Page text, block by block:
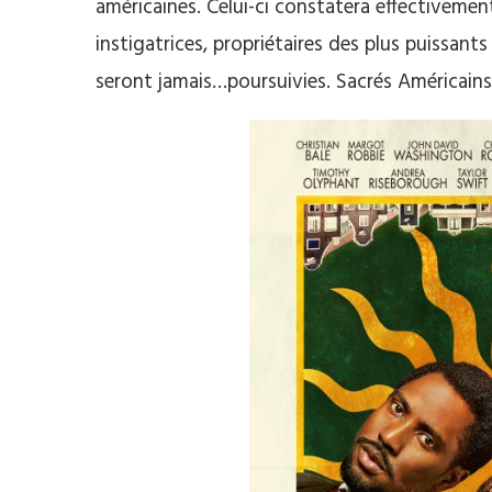
américaines. Celui-ci constatera
instigatrices, propriétaires des plus
seront jamais…poursuivies. Sacrés